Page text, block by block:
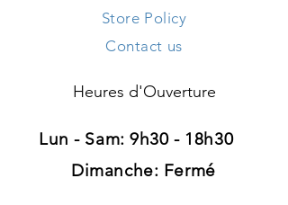
Store Policy
Contact us
Heures d'Ouverture
Lun - Sam: 9h30 - 18h30 ​​
Dimanche: Fermé